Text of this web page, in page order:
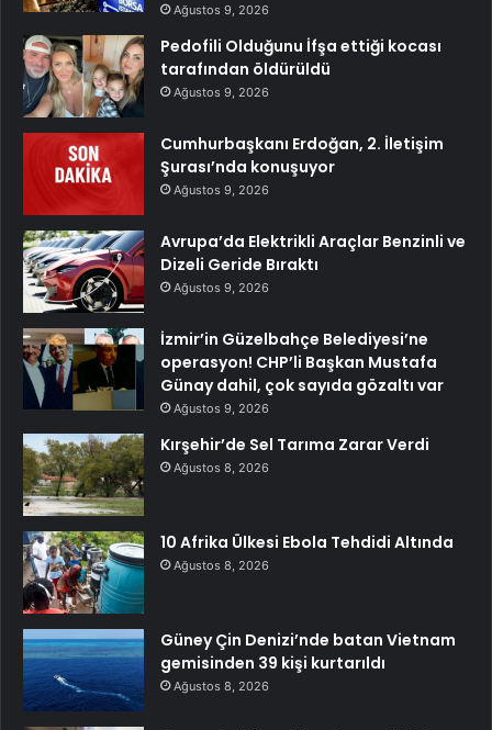
Ağustos 9, 2026
Pedofili Olduğunu İfşa ettiği kocası
tarafından öldürüldü
Ağustos 9, 2026
Cumhurbaşkanı Erdoğan, 2. İletişim
Şurası’nda konuşuyor
Ağustos 9, 2026
Avrupa’da Elektrikli Araçlar Benzinli ve
Dizeli Geride Bıraktı
Ağustos 9, 2026
İzmir’in Güzelbahçe Belediyesi’ne
operasyon! CHP’li Başkan Mustafa
Günay dahil, çok sayıda gözaltı var
Ağustos 9, 2026
Kırşehir’de Sel Tarıma Zarar Verdi
Ağustos 8, 2026
10 Afrika Ülkesi Ebola Tehdidi Altında
Ağustos 8, 2026
Güney Çin Denizi’nde batan Vietnam
gemisinden 39 kişi kurtarıldı
Ağustos 8, 2026